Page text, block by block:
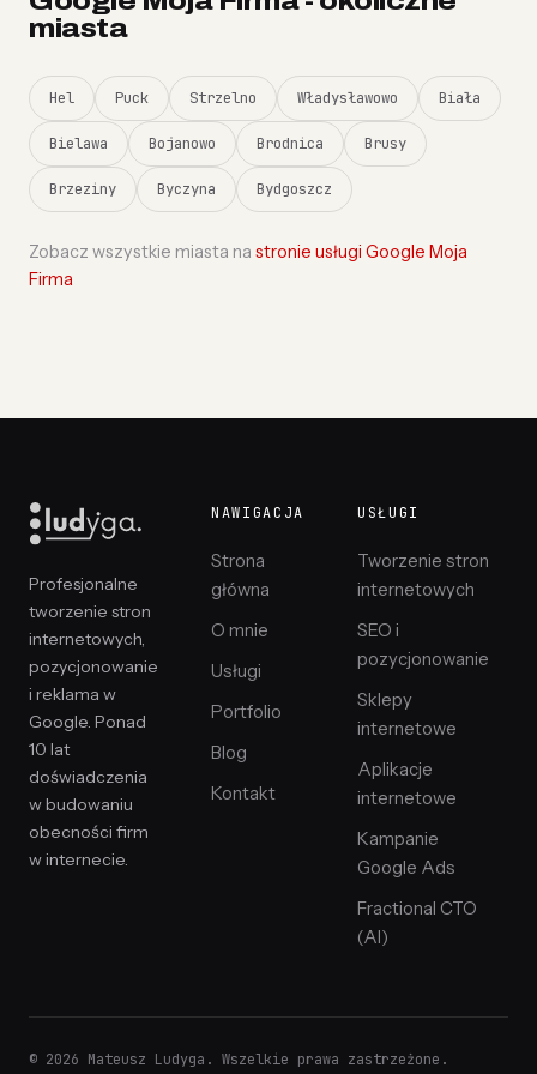
miasta
Hel Puck Strzelno Władysławowo Biała
Bielawa Bojanowo Brodnica Brusy
Brzeziny Byczyna Bydgoszcz
Zobacz wszystkie miasta na stronie usługi Google Moja
Firma
Profesjonalne
tworzenie stron
internetowych,
pozycjonowanie
i reklama w
Google. Ponad
10 lat
doświadczenia
w budowaniu
obecności firm
w internecie.
NAWIGACJA
Strona
główna
O mnie
Usługi
Portfolio
Blog
Kontakt
USŁUGI
Tworzenie stron
internetowych
SEO i
pozycjonowanie
Sklepy
internetowe
Aplikacje
internetowe
Kampanie
Google Ads
Fractional CTO
(AI)
© 2026 Mateusz Ludyga. Wszelkie prawa zastrzeżone.